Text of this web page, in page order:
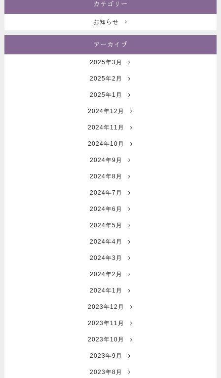
カテゴリー
お知らせ
アーカイブ
2025年3月
2025年2月
2025年1月
2024年12月
2024年11月
2024年10月
2024年9月
2024年8月
2024年7月
2024年6月
2024年5月
2024年4月
2024年3月
2024年2月
2024年1月
2023年12月
2023年11月
2023年10月
2023年9月
2023年8月